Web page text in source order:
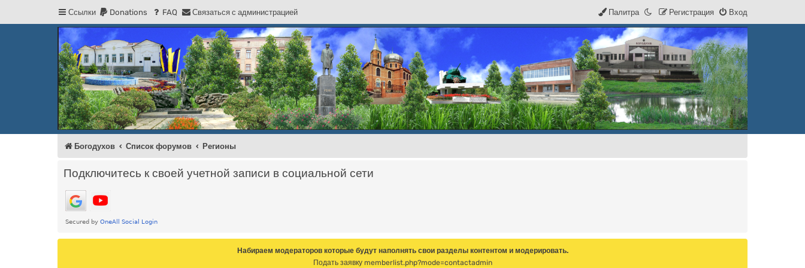
Ссылки Donations FAQ Связаться с администрацией Вход
Регистрация
Палитра
Регистрация
Форум Богодухова
Богодухов
Богодухов Список форумов Регионы
Подключитесь к своей учетной записи в социальной сети
Набираем модераторов которые будут наполнять свои разделы контентом и модерировать.
Подать заявку memberlist.php?mode=contactadmin